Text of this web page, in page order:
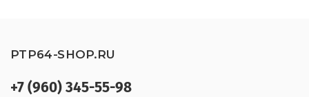
+7 (960) 345-55-98
PTP64-SHOP.RU